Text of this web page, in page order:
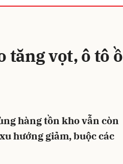
tăng vọt, ô tô ồ
hàng tồn kho vẫn còn
hướng giảm, buộc các